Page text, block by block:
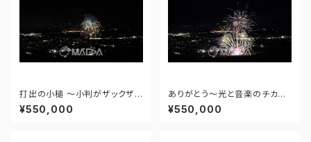
打出の小槌 ～小判がザックザク
～ - 大曲の花火―春の章―「新
作花火コレクション2024 世界
¥550,000
ありがとう～光と音楽のチカラ
～ - 大曲の花火―春の章―「新
作花火コレクション2024 世界
¥550,000